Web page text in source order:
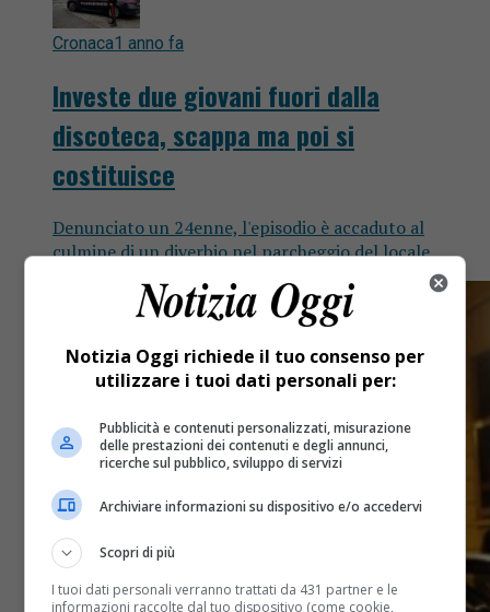
Cronaca1 anno fa
Investe due giovani fuori dalla
discoteca, scappa ma poi si
costituisce
Denunciato un 24enne, l'episodio è accaduto al
culmine di un diverbio nel parcheggio del locale.
Notizia Oggi richiede il tuo consenso per
utilizzare i tuoi dati personali per:
Pubblicità e contenuti personalizzati, misurazione
delle prestazioni dei contenuti e degli annunci,
ricerche sul pubblico, sviluppo di servizi
Archiviare informazioni su dispositivo e/o accedervi
Scopri di più
I tuoi dati personali verranno trattati da 431 partner e le
informazioni raccolte dal tuo dispositivo (come cookie,